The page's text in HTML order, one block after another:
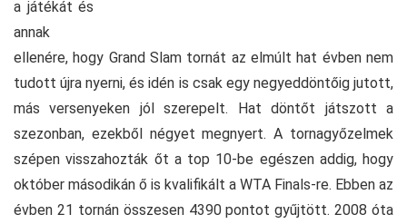
a játékát és
annak
ellenére, hogy Grand Slam tornát az elmúlt hat évben nem
tudott újra nyerni, és idén is csak egy negyeddöntőig jutott,
más versenyeken jól szerepelt. Hat döntőt játszott a
szezonban, ezekből négyet megnyert. A tornagyőzelmek
szépen visszahozták őt a top 10-be egészen addig, hogy
október másodikán ő is kvalifikált a WTA Finals-re. Ebben az
évben 21 tornán összesen 4390 pontot gyűjtött. 2008 óta